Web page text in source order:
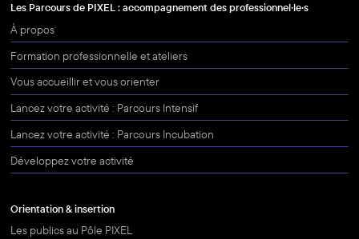
Les Parcours de PIXEL : accompagnement des professionnel·le·s
À propos
Formation professionnelle et ateliers
Vous accueillir et vous orienter
Lancez votre activité : Parcours Intensif
Lancez votre activité : Parcours Incubation
Développez votre activité
Orientation & insertion
Les publics au Pôle PIXEL